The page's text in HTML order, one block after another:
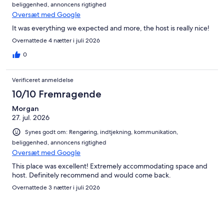
beliggenhed, annoncens rigtighed
Oversæt med Google
It was everything we expected and more, the host is really nice!
Overnattede 4 nætter i juli 2026
0
Verificeret anmeldelse
10/10 Fremragende
Morgan
27. jul. 2026
Synes godt om: Rengøring, indtjekning, kommunikation,
beliggenhed, annoncens rigtighed
Oversæt med Google
This place was excellent! Extremely accommodating space and
host. Definitely recommend and would come back.
Overnattede 3 nætter i juli 2026